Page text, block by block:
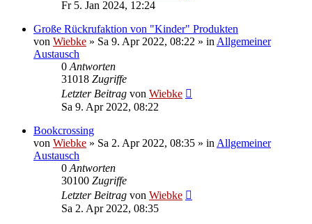
Fr 5. Jan 2024, 12:24
Große Rückrufaktion von "Kinder" Produkten
von Wiebke » Sa 9. Apr 2022, 08:22 » inAllgemeiner
Austausch
0Antworten
31018 Zugriffe
Letzter Beitrag von Wiebke
Sa 9. Apr 2022, 08:22
Bookcrossing
von Wiebke » Sa 2. Apr 2022, 08:35 » inAllgemeiner
Austausch
0Antworten
30100 Zugriffe
Letzter Beitrag von Wiebke
Sa 2. Apr 2022, 08:35